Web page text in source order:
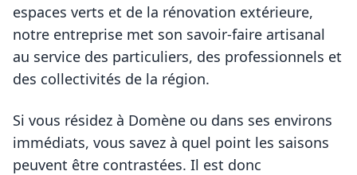
espaces verts et de la rénovation extérieure,
notre entreprise met son savoir-faire artisanal
au service des particuliers, des professionnels et
des collectivités de la région.
Si vous résidez à Domène ou dans ses environs
immédiats, vous savez à quel point les saisons
peuvent être contrastées. Il est donc